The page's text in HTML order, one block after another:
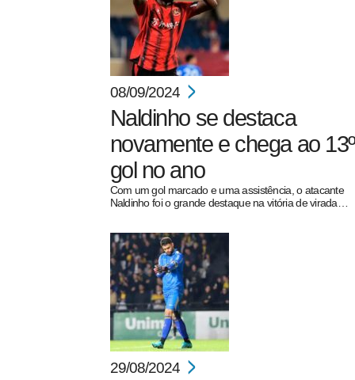
pecbol.com
08/09/2024
Naldinho se destaca
novamente e chega ao 13º
gol no ano
Com um gol marcado e uma assistência, o atacante
Naldinho foi o grande destaque na vitória de virada…
29/08/2024